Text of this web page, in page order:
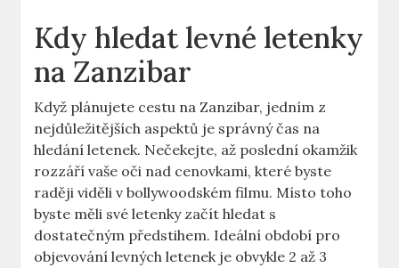
Kdy hledat levné letenky
na Zanzibar
Když plánujete cestu na Zanzibar, jedním z
nejdůležitějších aspektů je správný čas na
hledání letenek. Nečekejte, až poslední okamžik
rozzáří vaše oči nad cenovkami, které byste
raději viděli v bollywoodském filmu. Místo toho
byste měli své letenky začít hledat s
dostatečným předstihem. Ideální období pro
objevování levných letenek je obvykle 2 až 3